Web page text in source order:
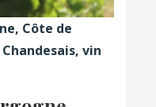
Côte de
vin